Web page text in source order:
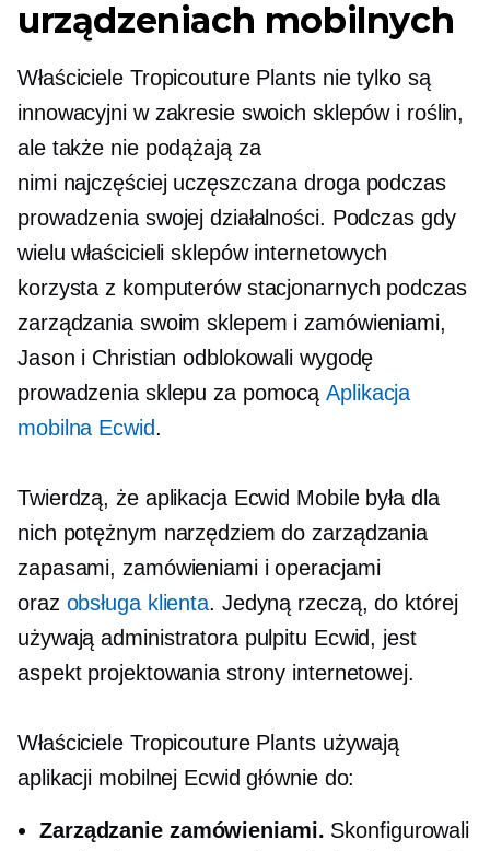
urządzeniach mobilnych
Właściciele Tropicouture Plants nie tylko są
innowacyjni w zakresie swoich sklepów i roślin,
ale także nie podążają za
nimi najczęściej uczęszczana drogapodczas
prowadzenia swojej działalności. Podczas gdy
wielu właścicieli sklepów internetowych
korzysta z komputerów stacjonarnych podczas
zarządzania swoim sklepem i zamówieniami,
Jason i Christian odblokowali wygodę
prowadzenia sklepu za pomocąAplikacja
mobilna Ecwid.
Twierdzą, że aplikacja Ecwid Mobile była dla
nich potężnym narzędziem do zarządzania
zapasami, zamówieniami i operacjami
oraz obsługa klienta. Jedyną rzeczą, do której
używają administratora pulpitu Ecwid, jest
aspekt projektowania strony internetowej.
Właściciele Tropicouture Plants używają
aplikacji mobilnej Ecwid głównie do:
Zarządzanie zamówieniami. Skonfigurowali